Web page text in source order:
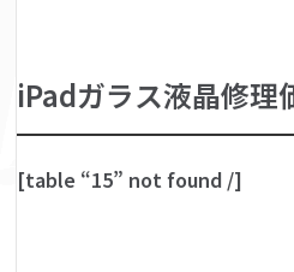
iPadガラス液晶修理
[table “15” not found /]